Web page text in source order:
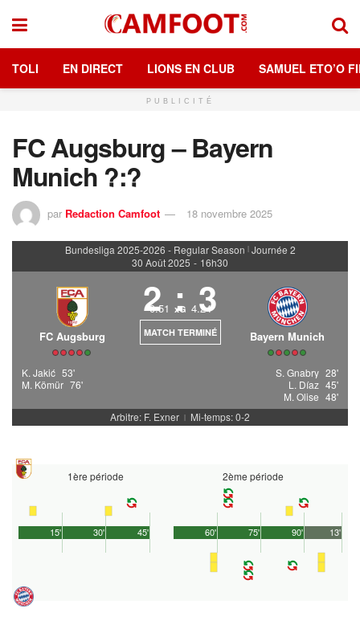
TOLI EN DIRECT LIONS EN CLUB SAMUEL ETO’O
PUBLICITÉ
FC Augsburg – Bayern
Munich ?:?
par Redaction Camfoot 18 novembre 2025
Bundesliga 2025-2026 - Regular Season | Journée 2
30 Août 2025 - 16h30
FC Augsburg
2 : 3
0.51 xG 4.24
MATCH TERMINÉ Bayern Munich
K. Jakić 53'
M. Kömür 76'
S. Gnabry 28'
L. Díaz 45'
M. Olise 48'
Arbitre: F. Exner | Mi-temps: 0-2
1ère période
45'
15' 30'
2ème période
90'
60' 75' 13'